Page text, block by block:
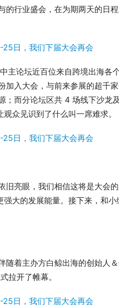
的行业盛会，在为期两天的日
主论坛近百位来自跨境出海各
入大会，与前来参展的超千
；而分论坛区共 4 场线下沙龙
众见识到了什么叫一席难求。
亮眼，我们相信这将是大会
大的发展能量。接下来，和
着主办方白鲸出海的创始人
拉开了帷幕。